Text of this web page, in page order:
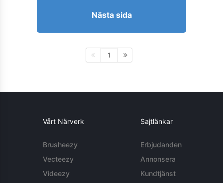
Nästa sida
1
Vårt Närverk
Brusheezy
Vecteezy
Videezy
Sajtlänkar
Erbjudanden
Annonsera
Kundtjänst